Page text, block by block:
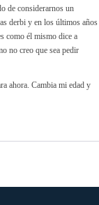
de considerarnos un
derbi y en los últimos años
como él mismo dice a
no creo que sea pedir
ahora. Cambia mi edad y